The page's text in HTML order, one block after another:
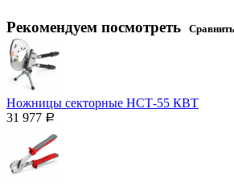
Рекомендуем посмотреть
Ножницы секторные НСТ-55 КВТ
31 977 Р